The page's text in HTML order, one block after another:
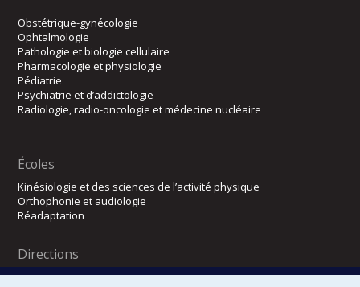
Obstétrique-gynécologie
Ophtalmologie
Pathologie et biologie cellulaire
Pharmacologie et physiologie
Pédiatrie
Psychiatrie et d’addictologie
Radiologie, radio-oncologie et médecine nucléaire
Écoles
Kinésiologie et des sciences de l’activité physique
Orthophonie et audiologie
Réadaptation
Directions
DPC